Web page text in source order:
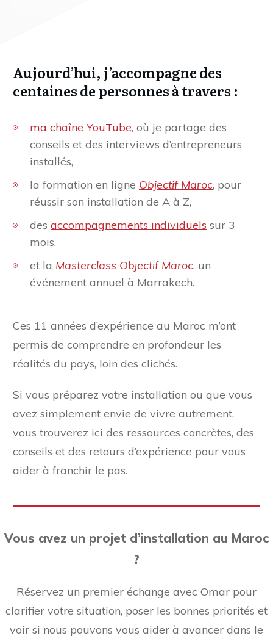
Aujourd’hui, j’accompagne des
centaines de personnes à travers :
ma chaîne YouTube, où je partage des
conseils et des interviews d’entrepreneurs
installés,
la formation en ligne Objectif Maroc, pour
réussir son installation de A à Z,
des accompagnements individuels sur 3
mois,
et la Masterclass Objectif Maroc, un
événement annuel à Marrakech.
Ces 11 années d’expérience au Maroc m’ont
permis de comprendre en profondeur les
réalités du pays, loin des clichés.
Si vous préparez votre installation ou que vous
avez simplement envie de vivre autrement,
vous trouverez ici des ressources concrètes, des
conseils et des retours d’expérience pour vous
aider à franchir le pas.
Vous avez un projet d’installation au Maroc
?
Réservez un premier échange avec Omar pour
clarifier votre situation, poser les bonnes priorités et
voir si nous pouvons vous aider à avancer dans le